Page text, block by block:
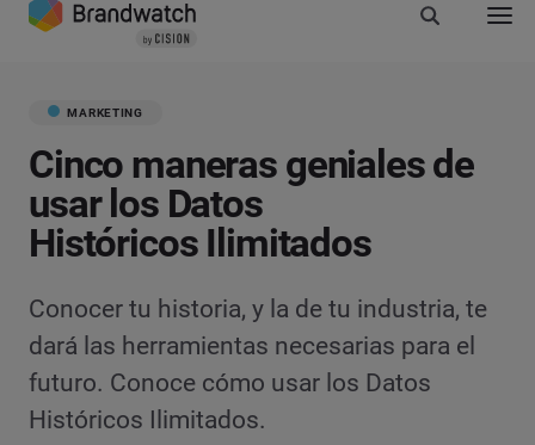
MARKETING
Cinco maneras geniales de
usar los Datos
Históricos Ilimitados
Conocer tu historia, y la de tu industria, te
dará las herramientas necesarias para el
futuro. Conoce cómo usar los Datos
Históricos Ilimitados.